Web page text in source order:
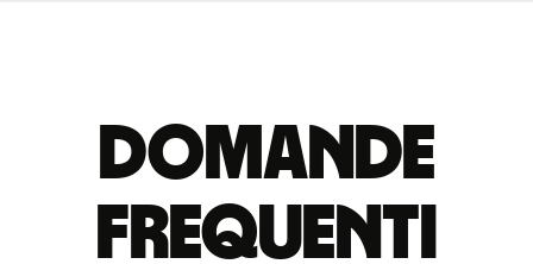
Domande
Frequenti